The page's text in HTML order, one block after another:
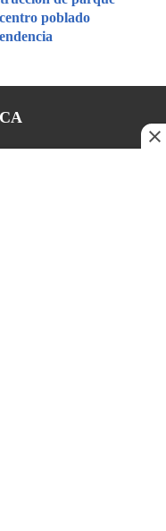
poblado